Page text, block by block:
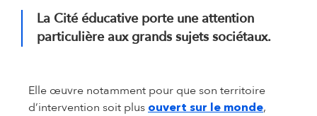
La Cité éducative porte une attention
particulière aux grands sujets sociétaux.
Elle œuvre notamment pour que son territoire
d’intervention soit plus ouvert sur le monde,